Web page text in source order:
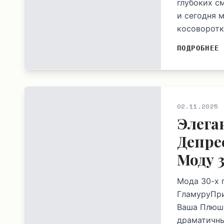
глубоких
и сегодня
ПОДРОБНЕЕ
02.11.2025
Моду
Мода 30-х
Ваша